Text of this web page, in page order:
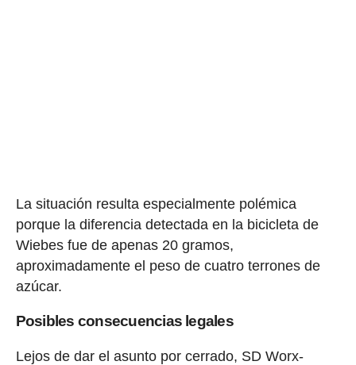
La situación resulta especialmente polémica
porque la diferencia detectada en la bicicleta de
Wiebes fue de apenas 20 gramos,
aproximadamente el peso de cuatro terrones de
azúcar.
Posibles consecuencias legales
Lejos de dar el asunto por cerrado, SD Worx-